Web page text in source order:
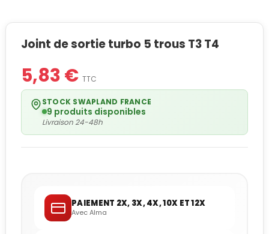
Joint de sortie turbo 5 trous T3 T4
5,83 € TTC
STOCK SWAPLAND FRANCE
9 produits disponibles
Livraison 24-48h
PAIEMENT 2X, 3X, 4X, 10X ET 12X
Avec Alma